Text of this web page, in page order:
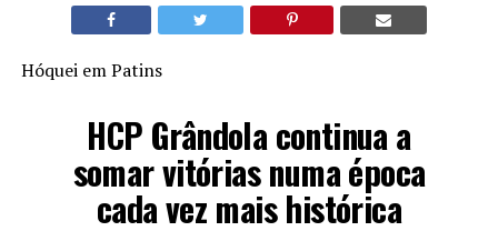
Hóquei em Patins
HCP Grândola continua a
somar vitórias numa época
cada vez mais histórica